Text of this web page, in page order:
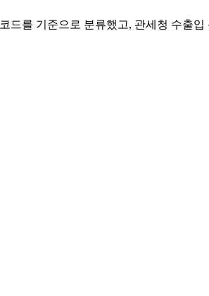
드를 기준으로 분류했고, 관세청 수출입